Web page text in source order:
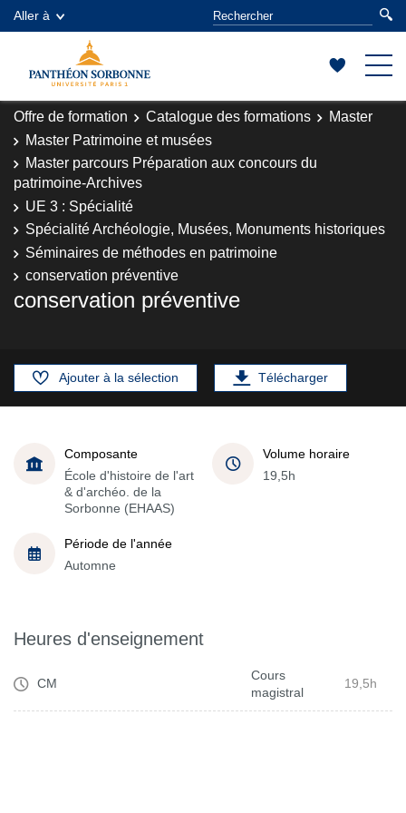
Aller à
Offre de formation Catalogue des formations
Master
Master Patrimoine et musées
Master parcours Préparation aux concours du
patrimoine-Archives
UE 3 : Spécialité
Spécialité Archéologie, Musées, Monuments historiques
Séminaires de méthodes en patrimoine
conservation préventive
conservation préventive
Ajouter à la sélection Télécharger
Composante
École d'histoire de l'art
& d'archéo. de la
Sorbonne (EHAAS)
Volume horaire
19,5h
Période de l'année
Automne
Heures d'enseignement
CM
Cours
magistral
19,5h